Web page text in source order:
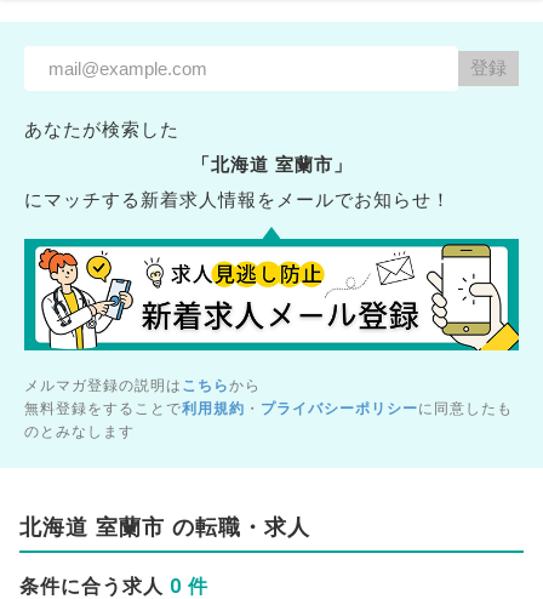
あなたが検索した
「北海道 室蘭市」
にマッチする新着求人情報をメールでお知らせ！
メルマガ登録の説明は こちらから
無料登録をすることで利用規約 ・ プライバシーポリシーに同意したも
のとみなします
北海道 室蘭市 の転職・求人
条件に合う求人 0 件